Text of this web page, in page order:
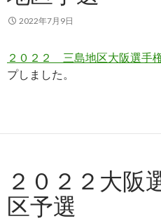
2022年7月9日
２０２２ 三島地区大阪選手
プしました。
２０２２大阪
区予選